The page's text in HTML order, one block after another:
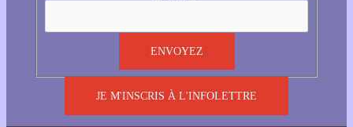
JE M'INSCRIS À L'INFOLETTRE